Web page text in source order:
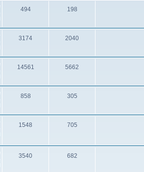
198
494
2040
3174
5662
14561
305
858
705
1548
682
3540